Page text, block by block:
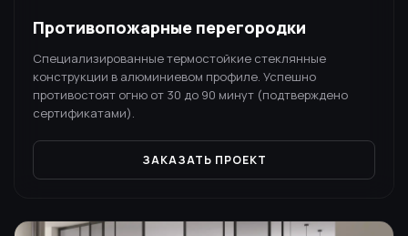
Противопожарные перегородки
Специализированные термостойкие стеклянные
конструкции в алюминиевом профиле. Успешно
противостоят огню от 30 до 90 минут (подтверждено
сертификатами).
ЗАКАЗАТЬ ПРОЕКТ